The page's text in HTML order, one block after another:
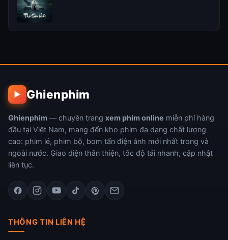
▶ Ghienphim
Ghienphim — chuyên trang xem phim online miễn phí hàng
đầu tại Việt Nam, mang đến kho phim đa dạng chất lượng
cao: phim lẻ, phim bộ, bom tấn điện ảnh mới nhất trong và
ngoài nước. Giao diện thân thiện, tốc độ tải nhanh, cập nhật
liên tục.
THÔNG TIN LIÊN HỆ